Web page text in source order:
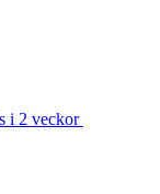
i 2 veckor